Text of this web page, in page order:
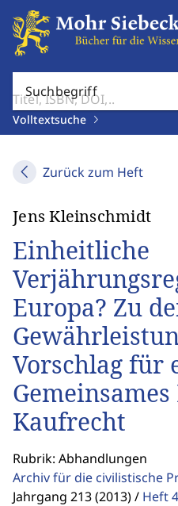
Suchbegriff
Volltextsuche
Zurück zum Heft
Jens Kleinschmidt
Einheitliche
Europa? Zu
Vorschlag für
Kaufrecht
Rubrik: Abhandlungen
Archiv für die civilistische
Jahrgang 213 (2013) / Heft 4